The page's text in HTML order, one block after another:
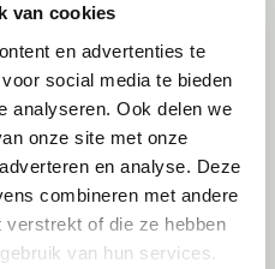
van cookies
en advertenties te
social media te bieden
analyseren. Ook delen we
onze site met onze
en analyse. Deze
combineren met andere
verstrekt of die ze hebben
van hun services.